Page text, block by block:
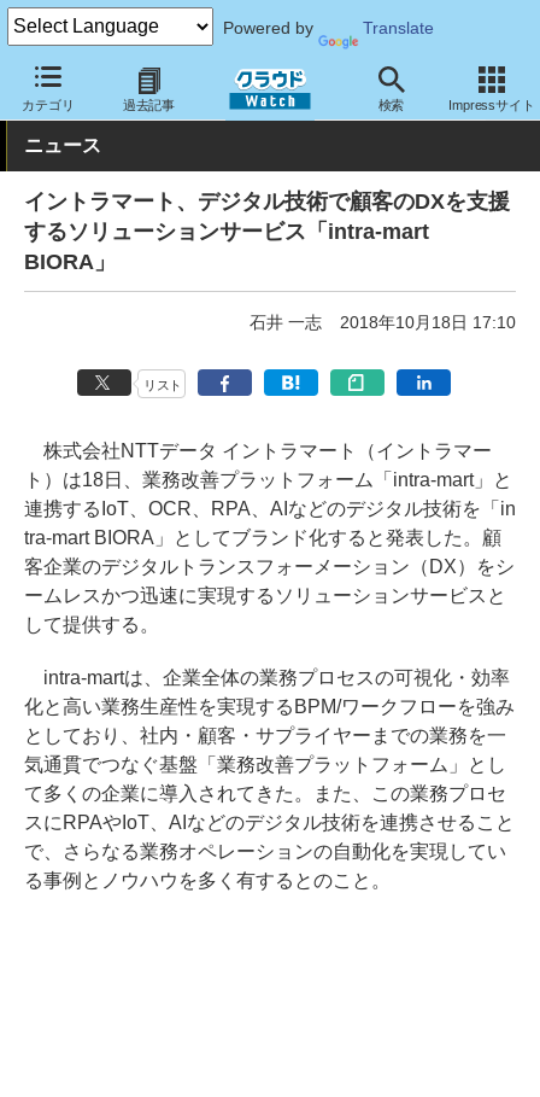
Powered by Translate
カテゴリ 過去記事 検索 Impressサイト
クラウド Watch サービス・ソフト サービス 業務関連
ニュース
イントラマート、デジタル技術で顧客のDXを支援
するソリューションサービス「intra-mart
BIORA」
石井 一志 2018年10月18日 17:10
リスト
株式会社NTTデータ イントラマート（イントラマー
ト）は18日、業務改善プラットフォーム「intra-mart」と
連携するIoT、OCR、RPA、AIなどのデジタル技術を「in
tra-mart BIORA」としてブランド化すると発表した。顧
客企業のデジタルトランスフォーメーション（DX）をシ
ームレスかつ迅速に実現するソリューションサービスと
して提供する。
intra-martは、企業全体の業務プロセスの可視化・効率
化と高い業務生産性を実現するBPM/ワークフローを強み
としており、社内・顧客・サプライヤーまでの業務を一
気通貫でつなぐ基盤「業務改善プラットフォーム」とし
て多くの企業に導入されてきた。また、この業務プロセ
スにRPAやIoT、AIなどのデジタル技術を連携させること
で、さらなる業務オペレーションの自動化を実現してい
る事例とノウハウを多く有するとのこと。